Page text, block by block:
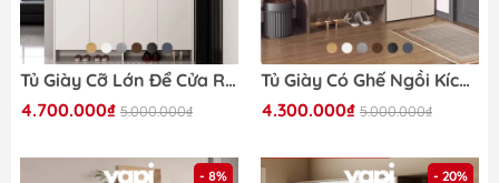
Tủ Giày Cỡ Lớn Để Cửa Ra Vào LẮP ĐẶT TẬN NHÀ Yapi-316 - Nhiều Kích Thước
4.700.000₫ 5.000.000₫
Tủ Giày Có Ghế Ngồi Kích Thước 140x35x110cm LẮP SẴN Yapi-317
4.300.000₫ 5.000.000₫
- 8% - 20%